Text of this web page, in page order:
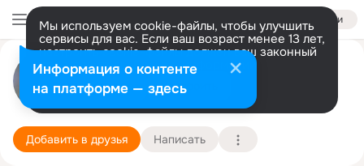
Войти
Мы используем cookie-файлы, чтобы улучшить
сервисы для вас. Если ваш возраст менее 13 лет,
настроить cookie-файлы должен ваш законный
представитель. Больше информации
Разрешить все Настроить
Дмитрий Есенин
москва 26 февраля (40 лет)
Подробнее
Добавить в друзья Написать
Информация о контенте
на платформе — здесь